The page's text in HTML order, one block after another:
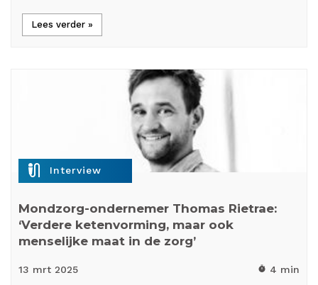
Lees verder »
mic_external_on Interview
Mondzorg-ondernemer Thomas Rietrae:
‘Verdere ketenvorming, maar ook
menselijke maat in de zorg’
13 mrt 2025 timer 4 min